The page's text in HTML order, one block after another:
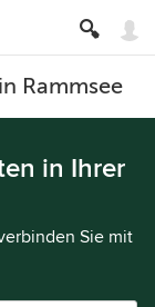
Rammsee
in Ihrer
Sie mit